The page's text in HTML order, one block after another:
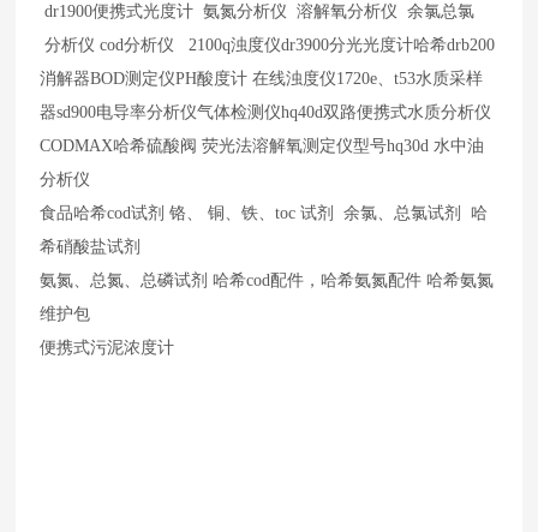
dr1900便携式光度计 氨氮分析仪 溶解氧分析仪 余氯总氯
分析仪 cod分析仪 2100q浊度仪dr3900分光光度计哈希drb200
消解器BOD测定仪PH酸度计 在线浊度仪1720e、t53水质采样
器sd900电导率分析仪气体检测仪hq40d双路便携式水质分析仪
CODMAX哈希硫酸阀 荧光法溶解氧测定仪型号hq30d 水中油
分析仪
食品哈希cod试剂 铬、 铜、铁、toc 试剂 余氯、总氯试剂 哈
希硝酸盐试剂
氨氮、总氮、总磷试剂 哈希cod配件，哈希氨氮配件 哈希氨氮
维护包
便携式污泥浓度计